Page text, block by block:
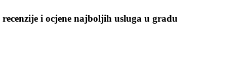
recenzije i ocjene najboljih usluga u gradu